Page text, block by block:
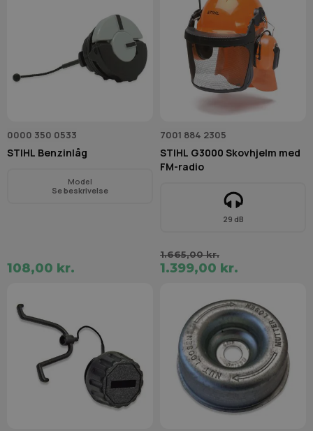
0000 350 0533
STIHL Benzinlåg
Model
Se beskrivelse
108,00 kr.
7001 884 2305
STIHL G3000 Skovhjelm med
FM-radio
29 dB
1.665,00 kr.
1.399,00 kr.